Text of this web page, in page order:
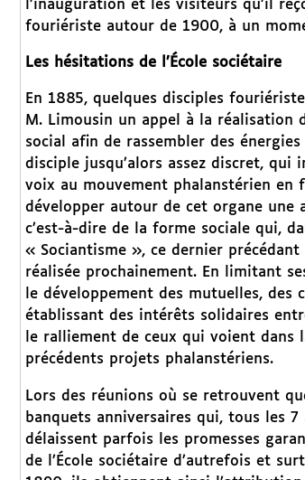
l’inauguration et les visiteurs qu’il
fouriériste autour de 1900, à un
Les hésitations de l’École sociétaire
En 1885, quelques disciples
M. Limousin un appel à la réalisation
social afin de rassembler des
disciple jusqu’alors assez discret,
voix au mouvement phalanstérien en
développer autour de cet organe
c’est-à-dire de la forme sociale qui,
« Sociantisme », ce dernier précédant
réalisée prochainement. En limitant
le développement des mutuelles,
établissant des intérêts solidaires
le ralliement de ceux qui voient dans
précédents projets phalanstériens.
Lors des réunions où se retrouvent
banquets anniversaires qui, tous les
délaissent parfois les promesses
de l’École sociétaire d’autrefois et